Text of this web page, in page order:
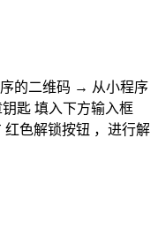
的二维码 → 从小程序
匙 填入下方输入框
红色解锁按钮 ，进行解